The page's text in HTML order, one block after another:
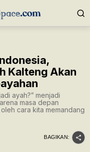
Kalteng Akan
ayah?” menjadi
masa depan
cara kita memandang
BAGIKAN: